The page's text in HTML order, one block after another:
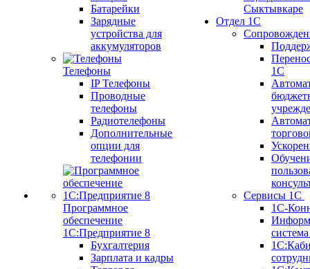
Батарейки
Зарядные
устройства для
аккумуляторов
Телефоны
IP Телефоны
Проводные
телефоны
Радиотелефоны
Дополнительные
опции для
телефонии
Программное
обеспечение
1С:Предприятие 8
Бухгалтерия
Зарплата и кадры
Сыктывкаре
Отдел 1С
1С
Сервисы 1С
1С-